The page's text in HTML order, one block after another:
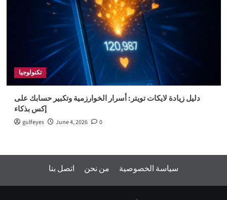
تكنولوجيا
دليل زيادة لايكات تويتر: أسرار الخوارزمية وتكبير حسابك على
إكس بذكاء
gulfeyes June 4, 2026 0
اتصل بنا من نحن سياسة الخصوصية